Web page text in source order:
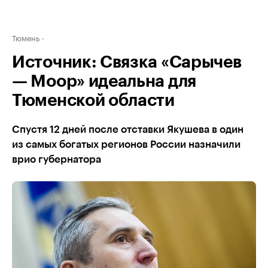
Тюмень
Источник: Связка «Сарычев
— Моор» идеальна для
Тюменской области
Спустя 12 дней после отставки Якушева в один
из самых богатых регионов России назначили
врио губернатора